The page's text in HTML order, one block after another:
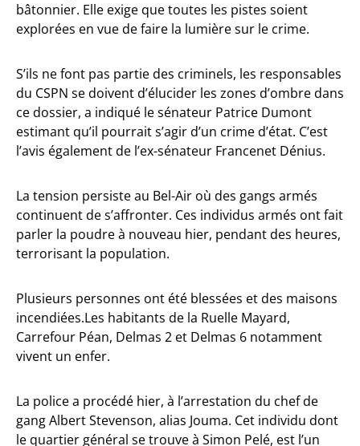
bâtonnier. Elle exige que toutes les pistes soient
explorées en vue de faire la lumière sur le crime.
S’ils ne font pas partie des criminels, les responsables
du CSPN se doivent d’élucider les zones d’ombre dans
ce dossier, a indiqué le sénateur Patrice Dumont
estimant qu’il pourrait s’agir d’un crime d’état. C’est
l’avis également de l’ex-sénateur Francenet Dénius.
La tension persiste au Bel-Air où des gangs armés
continuent de s’affronter. Ces individus armés ont fait
parler la poudre à nouveau hier, pendant des heures,
terrorisant la population.
Plusieurs personnes ont été blessées et des maisons
incendiées.Les habitants de la Ruelle Mayard,
Carrefour Péan, Delmas 2 et Delmas 6 notamment
vivent un enfer.
La police a procédé hier, à l’arrestation du chef de
gang Albert Stevenson, alias Jouma. Cet individu dont
le quartier général se trouve à Simon Pelé, est l’un